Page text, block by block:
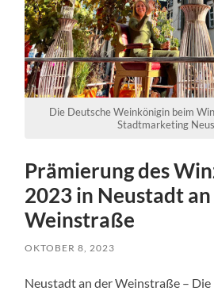
Die Deutsche Weinkönigin beim
Stadtmarketing
Prämierung des
2023 in Neustadt
Weinstraße
OKTOBER 8, 2023
Neustadt an der Weinstraße – Die